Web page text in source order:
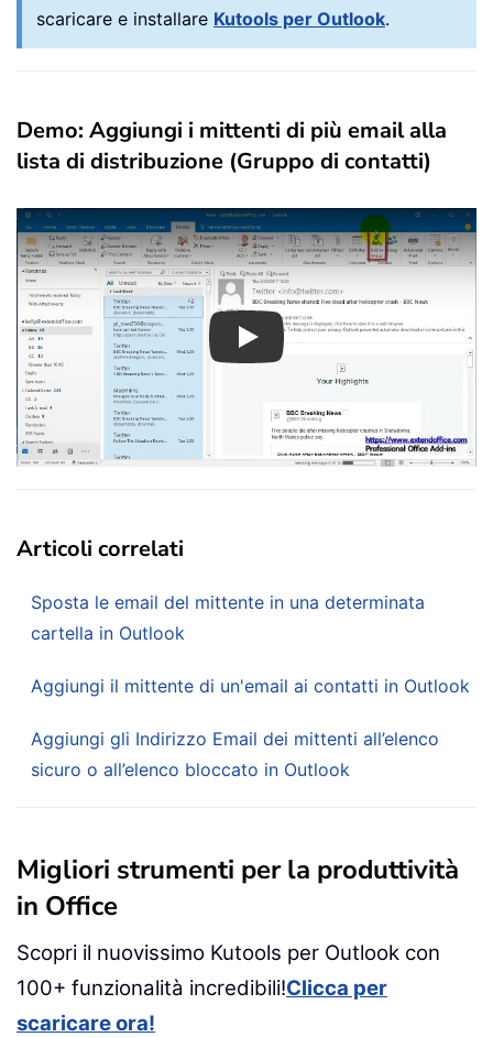
scaricare e installare Kutools per Outlook.
Demo: Aggiungi i mittenti di più email alla
lista di distribuzione (Gruppo di contatti)
Play
Articoli correlati
Sposta le email del mittente in una determinata
cartella in Outlook
Aggiungi il mittente di un'email ai contatti in Outlook
Aggiungi gli Indirizzo Email dei mittenti all’elenco
sicuro o all’elenco bloccato in Outlook
Migliori strumenti per la produttività
in Office
Scopri il nuovissimo Kutools per Outlook con
100+ funzionalità incredibili!Clicca per
scaricare ora!